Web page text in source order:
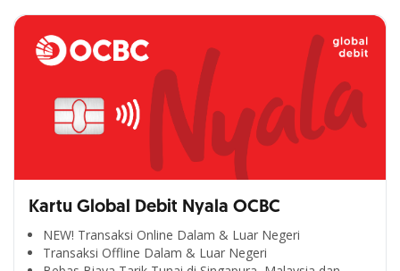
Kartu Global Debit Nyala OCBC
NEW! Transaksi Online Dalam & Luar Negeri
Transaksi Offline Dalam & Luar Negeri